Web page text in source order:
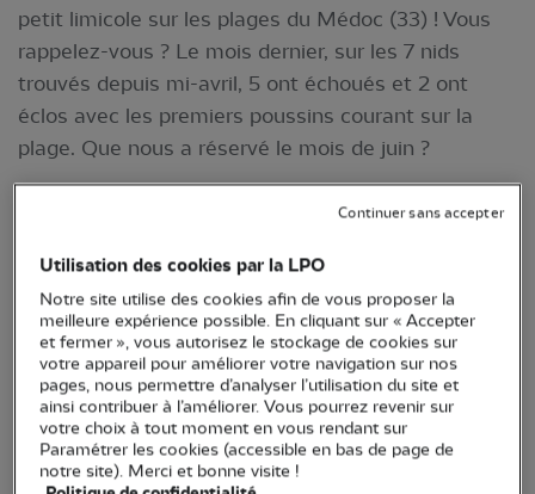
petit limicole sur les plages du Médoc (33) ! Vous
rappelez-vous ? Le mois dernier, sur les 7 nids
trouvés depuis mi-avril, 5 ont échoués et 2 ont
éclos avec les premiers poussins courant sur la
plage. Que nous a réservé le mois de juin ?
© Nicolas Mokuenko / LPO Aquitaine
Cette année de nouveau,dans le cadre du
Utilisation des cookies par la LPO
Notre site utilise des cookies afin de vous proposer la
meilleure expérience possible. En cliquant sur « Accepter
et fermer », vous autorisez le stockage de cookies sur
votre appareil pour améliorer votre navigation sur nos
pages, nous permettre d’analyser l’utilisation du site et
ainsi contribuer à l’améliorer. Vous pourrez revenir sur
votre choix à tout moment en vous rendant sur
Paramétrer les cookies (accessible en bas de page de
notre site). Merci et bonne visite !
Continuer sans accepter